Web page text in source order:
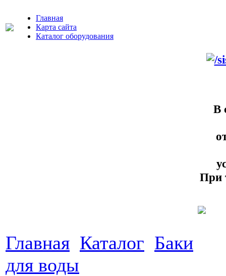
Главная
Карта сайта
Каталог оборудования
Главная Каталог Баки
для воды
В
При